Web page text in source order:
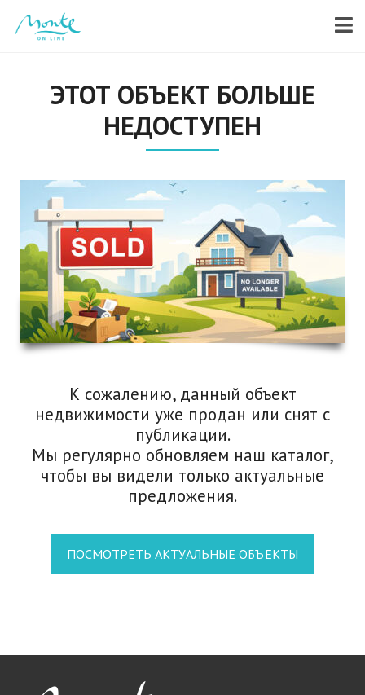
ЭТОТ ОБЪЕКТ БОЛЬШЕ
НЕДОСТУПЕН
К сожалению, данный объект
недвижимости уже продан или снят с
публикации.
Мы регулярно обновляем наш каталог,
чтобы вы видели только актуальные
предложения.
ПОСМОТРЕТЬ АКТУАЛЬНЫЕ ОБЪЕКТЫ